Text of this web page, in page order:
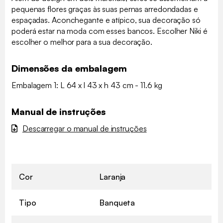
pequenas flores graças às suas pernas arredondadas e
espaçadas. Aconchegante e atípico, sua decoração só
poderá estar na moda com esses bancos. Escolher Niki é
escolher o melhor para a sua decoração.
Dimensões da embalagem
Embalagem 1: L 64 x l 43 x h 43 cm - 11.6 kg
Manual de instruções
Descarregar o manual de instruções
Cor Laranja
Tipo Banqueta